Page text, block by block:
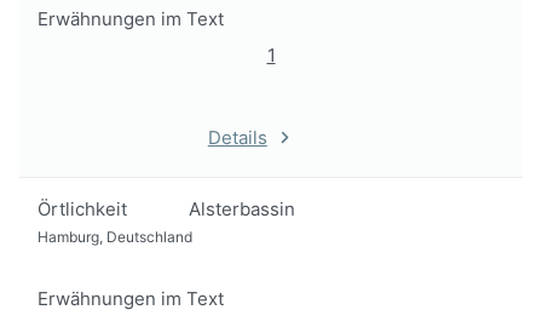
Erwähnungen im Text
1
Details
Örtlichkeit Alsterbassin
Hamburg, Deutschland
Erwähnungen im Text